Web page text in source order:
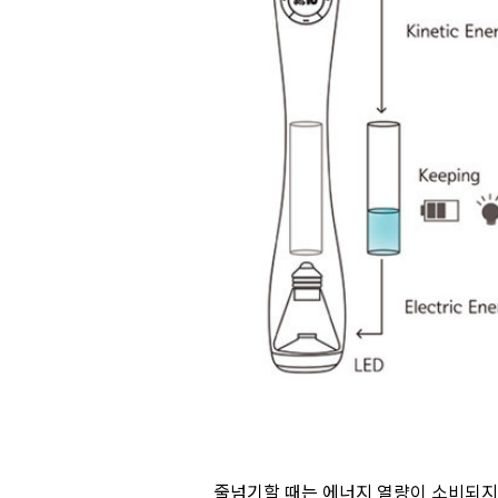
줄넘기할 때는 에너지 열량이 소비되